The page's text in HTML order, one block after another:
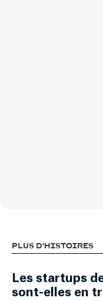
PLUS D'HISTOIRES
Les startups
sont-elles en